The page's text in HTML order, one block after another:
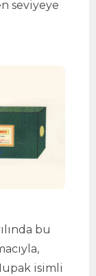
seviyeye
bu
isimli